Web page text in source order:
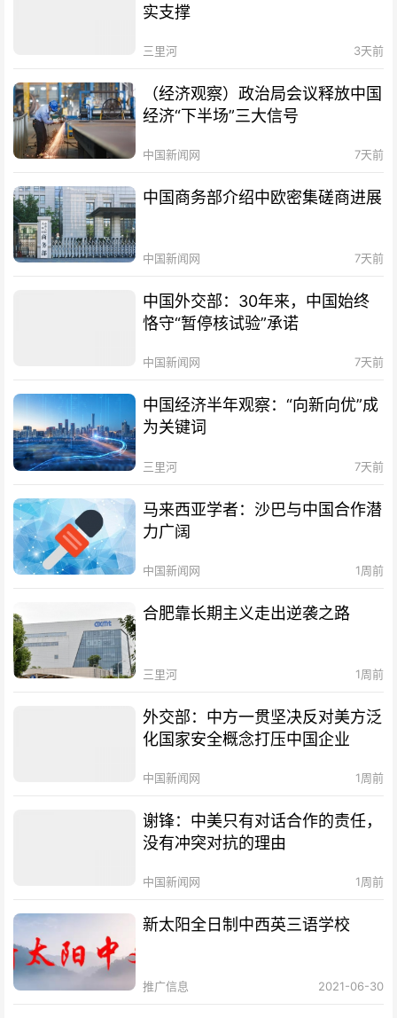
实支撑
三里河 3天前
（经济观察）政治局会议释放中国
经济“下半场”三大信号
中国新闻网 7天前
中国商务部介绍中欧密集磋商进展
中国新闻网 7天前
中国外交部：30年来，中国始终
恪守“暂停核试验”承诺
中国新闻网 7天前
中国经济半年观察：“向新向优”成
为关键词
三里河 7天前
马来西亚学者：沙巴与中国合作潜
力广阔
中国新闻网 1周前
合肥靠长期主义走出逆袭之路
三里河 1周前
外交部：中方一贯坚决反对美方泛
化国家安全概念打压中国企业
中国新闻网 1周前
谢锋：中美只有对话合作的责任，
没有冲突对抗的理由
中国新闻网 1周前
新太阳全日制中西英三语学校
推广信息 2021-06-30